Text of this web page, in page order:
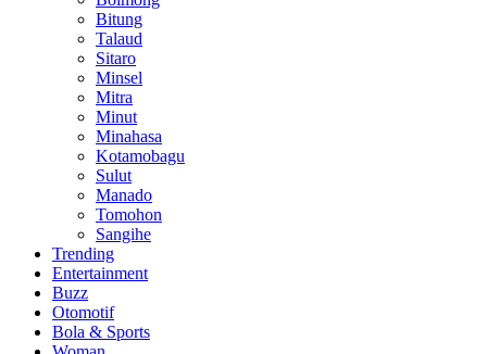
Bitung
Talaud
Sitaro
Minsel
Mitra
Minut
Minahasa
Kotamobagu
Sulut
Manado
Tomohon
Sangihe
Trending
Entertainment
Buzz
Otomotif
Bola & Sports